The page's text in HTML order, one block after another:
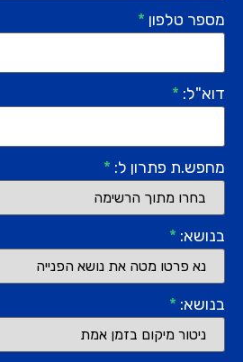
מספר טלפון *
דוא"ל: *
מחפש.ת פתרון ל: *
בנושא: *
בנושא: *